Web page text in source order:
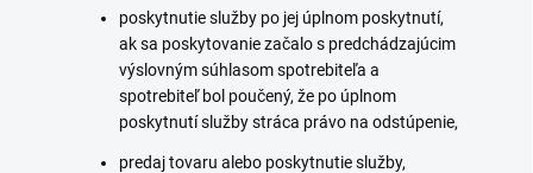
poskytnutie služby po jej úplnom poskytnutí,
ak sa poskytovanie začalo s predchádzajúcim
výslovným súhlasom spotrebiteľa a
spotrebiteľ bol poučený, že po úplnom
poskytnutí služby stráca právo na odstúpenie,
predaj tovaru alebo poskytnutie služby,